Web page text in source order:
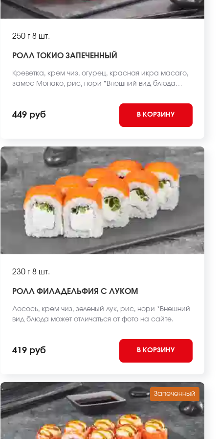
250 г8 шт.
РОЛЛ ТОКИО ЗАПЕЧЕННЫЙ
Креветка, крем чиз, огурец, красная икра масаго,
замес Монако, рис, нори *Внешний вид блюда
449 руб В КОРЗИНУ
230 г8 шт.
РОЛЛ ФИЛАДЕЛЬФИЯ С ЛУКОМ
Лосось, крем чиз, зеленый лук, рис, нори *Внешний
вид блюда может отличаться от фото на сайте.
419 руб В КОРЗИНУ
Запеченный